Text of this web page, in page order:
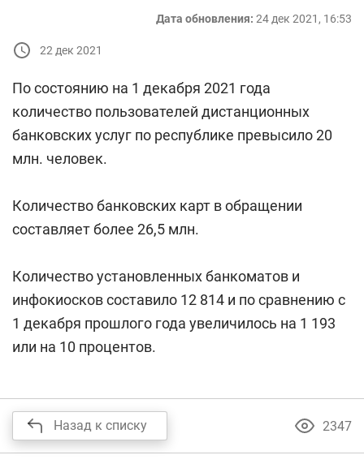
Дата обновления: 24 дек 2021, 16:53
22 дек 2021
По состоянию на 1 декабря 2021 года
количество пользователей дистанционных
банковских услуг по республике превысило 20
млн. человек.
Количество банковских карт в обращении
составляет более 26,5 млн.
Количество установленных банкоматов и
инфокиосков составило 12 814 и по сравнению с
1 декабря прошлого года увеличилось на 1 193
или на 10 процентов.
Назад к списку 2347